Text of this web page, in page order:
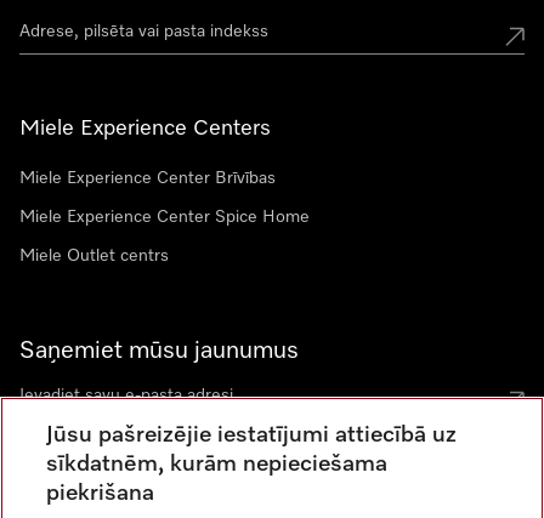
Miele Experience Centers
Miele Experience Center Brīvības
Miele Experience Center Spice Home
Miele Outlet centrs
Saņemiet mūsu jaunumus
Jūsu pašreizējie iestatījumi attiecībā uz
sīkdatnēm, kurām nepieciešama
piekrišana